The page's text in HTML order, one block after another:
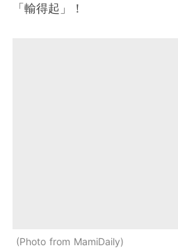
「輸得起」！
Photo from MamiDaily